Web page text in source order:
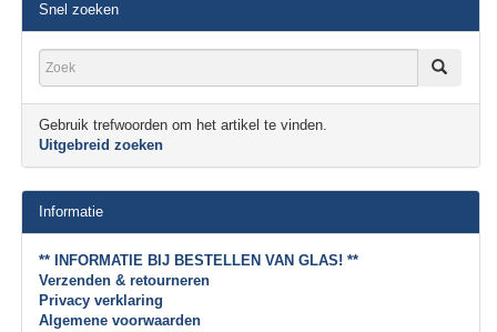
Snel zoeken
Gebruik trefwoorden om het artikel te vinden.
Uitgebreid zoeken
Informatie
** INFORMATIE BIJ BESTELLEN VAN GLAS! **
Verzenden & retourneren
Privacy verklaring
Algemene voorwaarden